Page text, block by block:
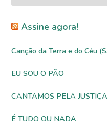
Assine agora!
Canção da Terra e do Céu
EU SOU O PÃO
CANTAMOS PELA JUSTIÇA
É TUDO OU NADA